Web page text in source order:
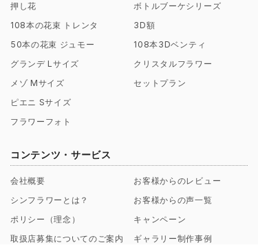
押し花
108本の花束 トレンタ
50本の花束 ジュモー
グランデ Lサイズ
メゾ Mサイズ
ピエニ Sサイズ
フラワーフォト
ボトルブーケシリーズ
3D額
108本3Dベンティ
クリスタルフラワー
セットプラン
コンテンツ・サービス
会社概要
シンフラワーとは？
ポリシー（理念）
取扱店募集についてのご案内
お客様からのレビュー
お客様からの声一覧
キャンペーン
ギャラリー制作事例